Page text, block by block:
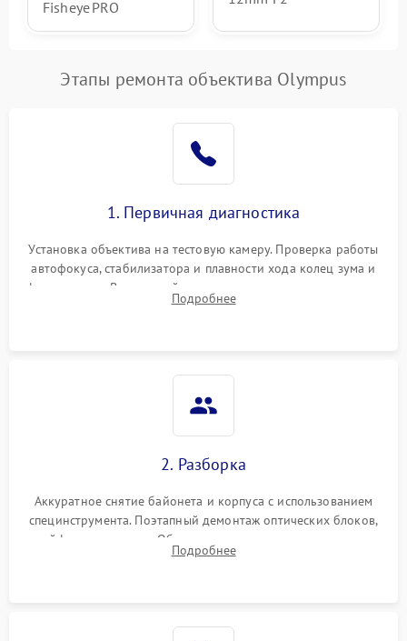
Fisheye PRO
Этапы ремонта объектива Olympus
1. Первичная диагностика
Установка объектива на тестовую камеру. Проверка работы
автофокуса, стабилизатора и плавности хода колец зума и
фокусировки. Визуальный осмотр линз на наличие царапин,
грибка, пыли и оценка состояния контактов байонета.
Подробнее
2. Разборка
Аккуратное снятие байонета и корпуса с использованием
специнструмента. Поэтапный демонтаж оптических блоков,
шлейфов и приводов. Обязательная маркировка положения
линзовых групп для сохранения заводской центровки при
Подробнее